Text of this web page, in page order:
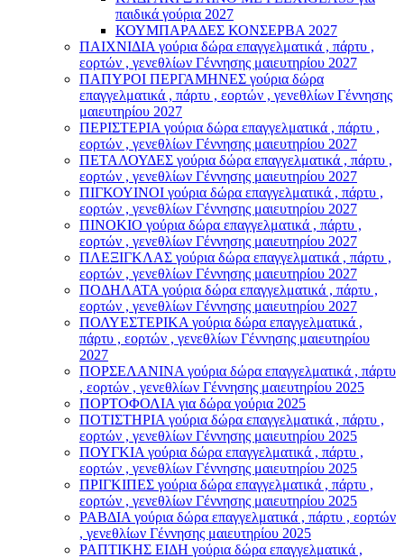
παιδικά γούρια 2027
ΚΟΥΜΠΑΡΑΔΕΣ ΚΟΝΣΕΡΒΑ 2027
ΠΑΙΧΝΙΔΙΑ γούρια δώρα επαγγελματικά , πάρτυ ,
εορτών , γενεθλίων Γέννησης μαιευτηρίου 2027
ΠΑΠΥΡΟΙ ΠΕΡΓΑΜΗΝΕΣ γούρια δώρα
επαγγελματικά , πάρτυ , εορτών , γενεθλίων Γέννησης
μαιευτηρίου 2027
ΠΕΡΙΣΤΕΡΙΑ γούρια δώρα επαγγελματικά , πάρτυ ,
εορτών , γενεθλίων Γέννησης μαιευτηρίου 2027
ΠΕΤΑΛΟΥΔΕΣ γούρια δώρα επαγγελματικά , πάρτυ ,
εορτών , γενεθλίων Γέννησης μαιευτηρίου 2027
ΠΙΓΚΟΥΙΝΟΙ γούρια δώρα επαγγελματικά , πάρτυ ,
εορτών , γενεθλίων Γέννησης μαιευτηρίου 2027
ΠΙΝΟΚΙΟ γούρια δώρα επαγγελματικά , πάρτυ ,
εορτών , γενεθλίων Γέννησης μαιευτηρίου 2027
ΠΛΕΞΙΓΚΛΑΣ γούρια δώρα επαγγελματικά , πάρτυ ,
εορτών , γενεθλίων Γέννησης μαιευτηρίου 2027
ΠΟΔΗΛΑΤΑ γούρια δώρα επαγγελματικά , πάρτυ ,
εορτών , γενεθλίων Γέννησης μαιευτηρίου 2027
ΠΟΛΥΕΣΤΕΡΙΚΑ γούρια δώρα επαγγελματικά ,
πάρτυ , εορτών , γενεθλίων Γέννησης μαιευτηρίου
2027
ΠΟΡΣΕΛΑΝΙΝΑ γούρια δώρα επαγγελματικά , πάρτυ
, εορτών , γενεθλίων Γέννησης μαιευτηρίου 2025
ΠΟΡΤΟΦΟΛΙΑ για δώρα γούρια 2025
ΠΟΤΙΣΤΗΡΙΑ γούρια δώρα επαγγελματικά , πάρτυ ,
εορτών , γενεθλίων Γέννησης μαιευτηρίου 2025
ΠΟΥΓΚΙΑ γούρια δώρα επαγγελματικά , πάρτυ ,
εορτών , γενεθλίων Γέννησης μαιευτηρίου 2025
ΠΡΙΓΚΙΠΕΣ γούρια δώρα επαγγελματικά , πάρτυ ,
εορτών , γενεθλίων Γέννησης μαιευτηρίου 2025
ΡΑΒΔΙΑ γούρια δώρα επαγγελματικά , πάρτυ , εορτών
, γενεθλίων Γέννησης μαιευτηρίου 2025
ΡΑΠΤΙΚΗΣ ΕΙΔΗ γούρια δώρα επαγγελματικά ,